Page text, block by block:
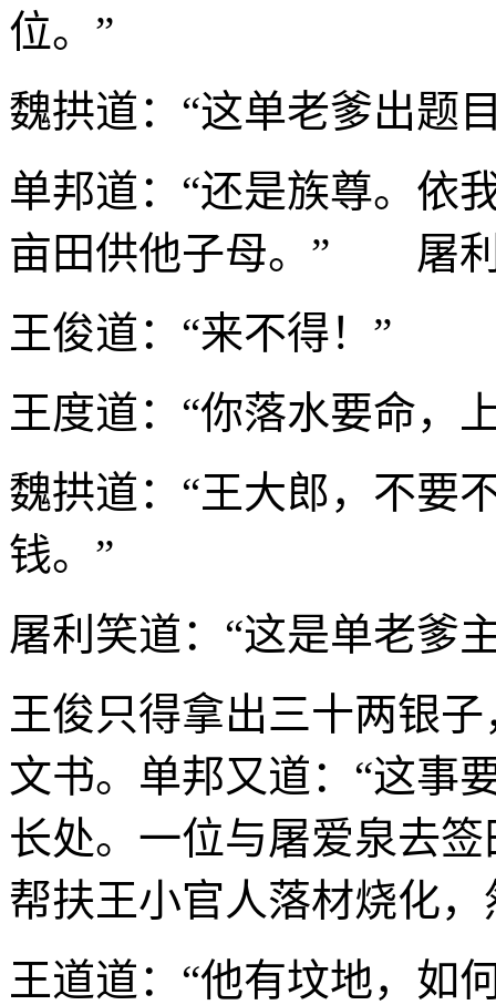
位。”
魏拱道：“这单老爹出题
单邦道：“还是族尊。依
亩田供他子母。” 屠利
王俊道：“来不得！”
王度道：“你落水要命，
魏拱道：“王大郎，不要
钱。”
屠利笑道：“这是单老爹
王俊只得拿出三十两银
文书。单邦又道：“这事
长处。一位与屠爱泉去
帮扶王小官人落材烧化
王道道：“他有坟地，如